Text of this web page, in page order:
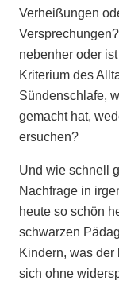
Verheißungen
nebenher oder
Kriterium des
Sündenschlafe,
gemacht hat,
ersuchen?
Und wie schnell
Nachfrage in
heute so schön
schwarzen
Kindern, was der
sich ohne